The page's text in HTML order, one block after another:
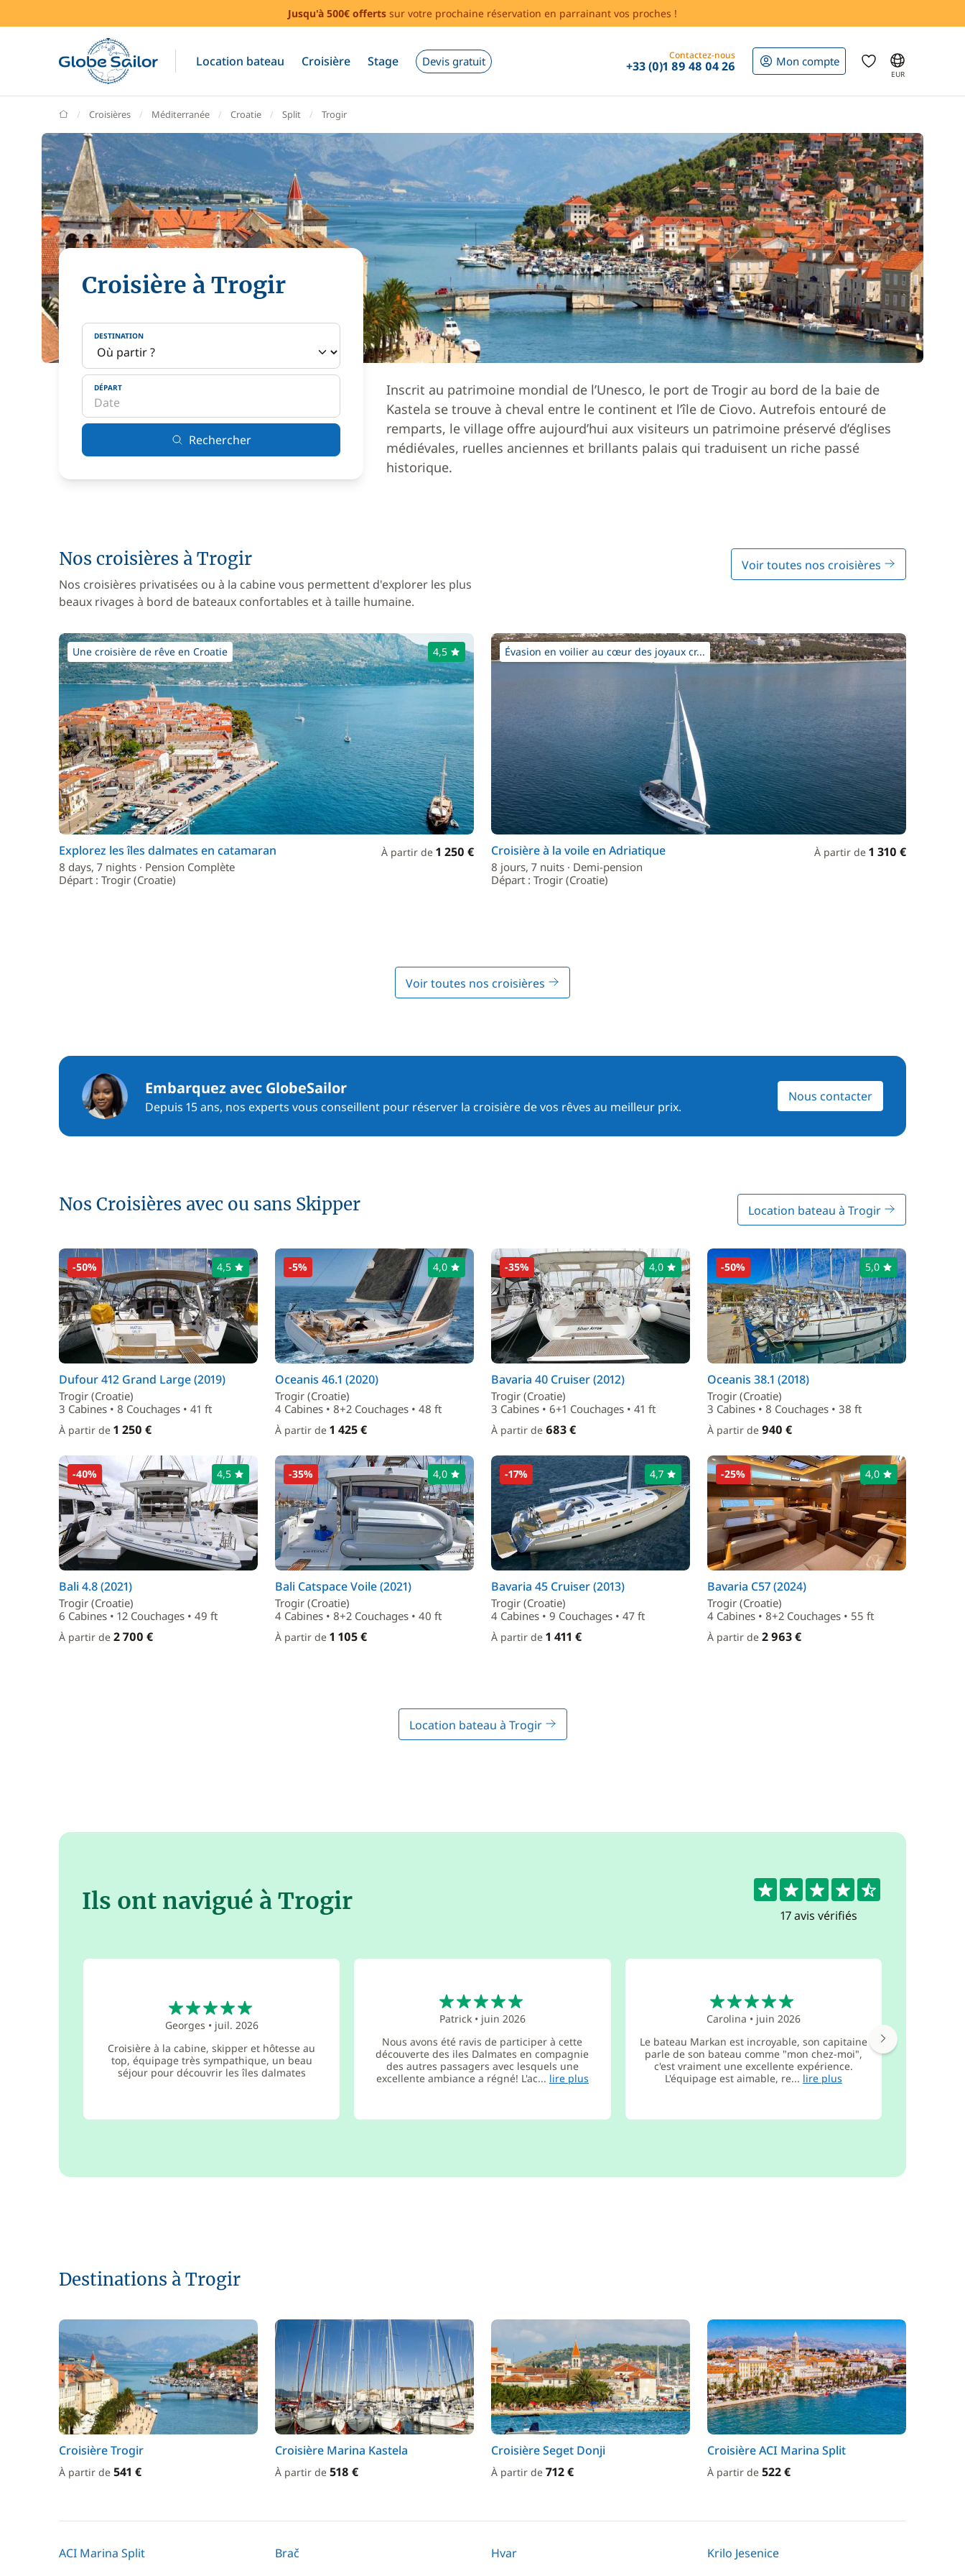
Jusqu'à 500€ offerts sur votre prochaine réservation en parrainant vos proches !
Location bateau Croisière Stage Devis gratuit Contactez-nous
+33 (0)1 89 48 04 26 Mon compte
EUR
GlobeSailor
Croisières Méditerranée Croatie Split Trogir
Croisière à Trogir
DESTINATION
DÉPART
Rechercher
Inscrit au patrimoine mondial de l’Unesco, le port de Trogir au bord de la baie de
Kastela se trouve à cheval entre le continent et l’île de Ciovo. Autrefois entouré de
remparts, le village offre aujourd’hui aux visiteurs un patrimoine préservé d’églises
médiévales, ruelles anciennes et brillants palais qui traduisent un riche passé
historique.
Nos croisières à Trogir
Nos croisières privatisées ou à la cabine vous permettent d'explorer les plus
beaux rivages à bord de bateaux confortables et à taille humaine.
Voir toutes nos croisières
Une croisière de rêve en Croatie 4,5
Explorez les îles dalmates en catamaran
8 days, 7 nights · Pension Complète
Départ : Trogir (Croatie)
À partir de 1 250 €
Évasion en voilier au cœur des joyaux cr...
Croisière à la voile en Adriatique
8 jours, 7 nuits · Demi-pension
Départ : Trogir (Croatie)
À partir de 1 310 €
Voir toutes nos croisières
Embarquez avec GlobeSailor
Depuis 15 ans, nos experts vous conseillent pour réserver la croisière de vos rêves au meilleur prix.
Nous contacter
Nos Croisières avec ou sans Skipper Location bateau à Trogir
-50% 4,5
Dufour 412 Grand Large (2019)
Trogir (Croatie)
3 Cabines • 8 Couchages • 41 ft
À partir de 1 250 €
-5% 4,0
Oceanis 46.1 (2020)
Trogir (Croatie)
4 Cabines • 8+2 Couchages • 48 ft
À partir de 1 425 €
-35% 4,0
Bavaria 40 Cruiser (2012)
Trogir (Croatie)
3 Cabines • 6+1 Couchages • 41 ft
À partir de 683 €
-50% 5,0
Oceanis 38.1 (2018)
Trogir (Croatie)
3 Cabines • 8 Couchages • 38 ft
À partir de 940 €
-40% 4,5
Bali 4.8 (2021)
Trogir (Croatie)
6 Cabines • 12 Couchages • 49 ft
À partir de 2 700 €
-35% 4,0
Bali Catspace Voile (2021)
Trogir (Croatie)
4 Cabines • 8+2 Couchages • 40 ft
À partir de 1 105 €
-17% 4,7
Bavaria 45 Cruiser (2013)
Trogir (Croatie)
4 Cabines • 9 Couchages • 47 ft
À partir de 1 411 €
-25% 4,0
Bavaria C57 (2024)
Trogir (Croatie)
4 Cabines • 8+2 Couchages • 55 ft
À partir de 2 963 €
Location bateau à Trogir
4.5
17 avis vérifiés
Ils ont navigué à Trogir
Georges • juil. 2026
Croisière à la cabine, skipper et hôtesse au
top, équipage très sympathique, un beau
séjour pour découvrir les îles dalmates
Patrick• juin 2026
Nous avons été ravis de participer à cette
découverte des iles Dalmates en compagnie
des autres passagers avec lesquels une
excellente ambiance a régné! L'ac... lire plus
Carolina • juin 2026
Le bateau Markan est incroyable, son capitaine
parle de son bateau comme "mon chez-moi",
c'est vraiment une excellente expérience.
L'équipage est aimable, re... lire plus
Destinations à Trogir
Croisière Trogir
À partir de 541 €
Croisière Marina Kastela
À partir de 518 €
Croisière Seget Donji
À partir de 712 €
Croisière ACI Marina Split
À partir de 522 €
ACI Marina Split Brač Hvar
Krilo Jesenice